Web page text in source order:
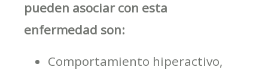
pueden asociar con esta
enfermedad son:
Comportamiento hiperactivo,